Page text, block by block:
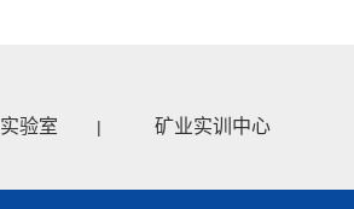
验室 |
矿业实训中心